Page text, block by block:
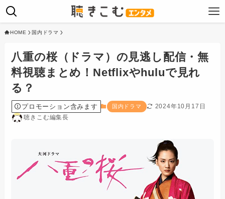
HOME 国内ドラマ
八重の桜（ドラマ）の見逃し配信・無
料視聴まとめ！Netflixやhuluで見れ
る？
プロモーション含みます 国内ドラマ
2024年10月17日
聴きこむ編集長